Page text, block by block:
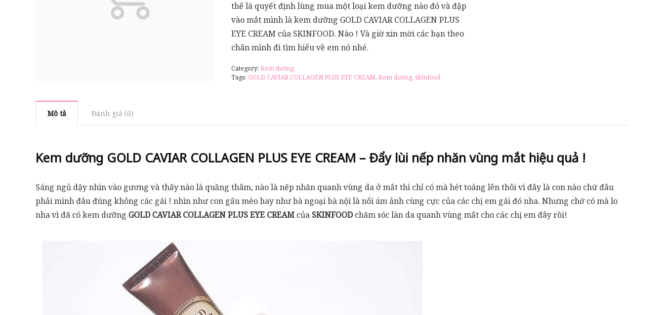
thế là quyết định lùng mua một loại kem dưỡng nào đó và đập
vào mắt mình là kem dưỡng GOLD CAVIAR COLLAGEN PLUS
EYE CREAM của SKINFOOD. Nào ! Và giờ xin mời các bạn theo
chân mình đi tìm hiểu về em nó nhé.
Category: Kem dưỡng
Tags: GOLD CAVIAR COLLAGEN PLUS EYE CREAM, Kem dưỡng, skinfood
Mô tả Đánh giá (0)
Kem dưỡng GOLD CAVIAR COLLAGEN PLUS EYE CREAM – Đẩy lùi nếp nhăn vùng mắt hiệu quả !
Sáng ngủ dậy nhìn vào gương và thấy nào là quầng thâm, nào là nếp nhăn quanh vùng da ở mắt thì chỉ có mà hét toáng lên thôi vì đây là con nào chứ đâu
phải mình đâu đúng không các gái ! nhìn như con gấu mèo hay như bà ngoại bà nội là nổi ám ảnh cùng cực của các chị em gái đó nha. Nhưng chớ có mà lo
nha vì đã có kem dưỡng GOLD CAVIAR COLLAGEN PLUS EYE CREAM của SKINFOODchăm sóc làn da quanh vùng mắt cho các chị em đây rồi!